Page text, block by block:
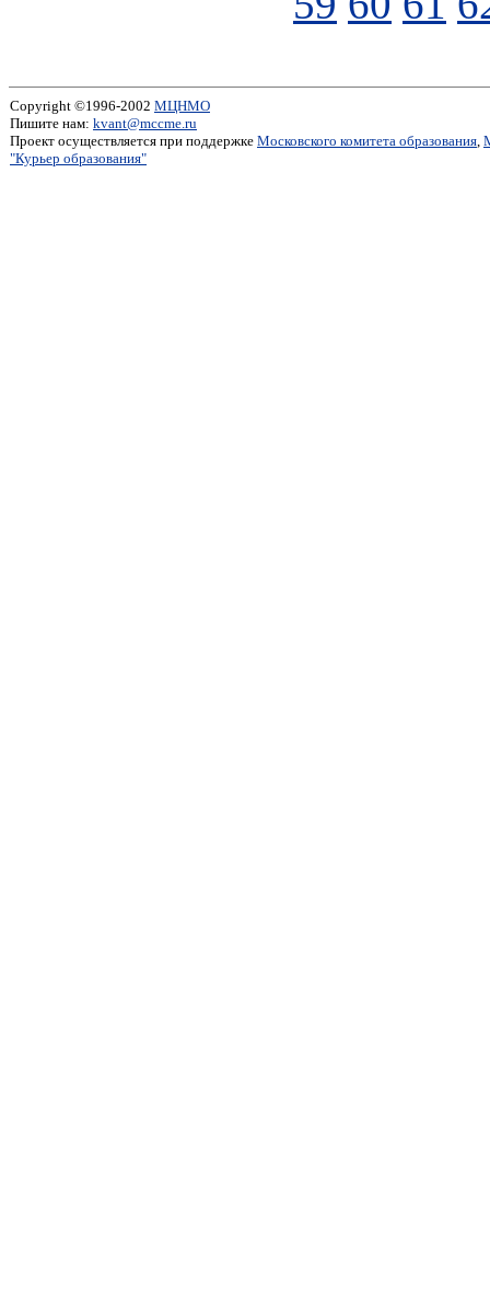
Copyright ©1996-2002 МЦНМО
Пишите нам: kvant@mccme.ru
Проект осуществляется при поддержке Московского комитета образования,
"Курьер образования"